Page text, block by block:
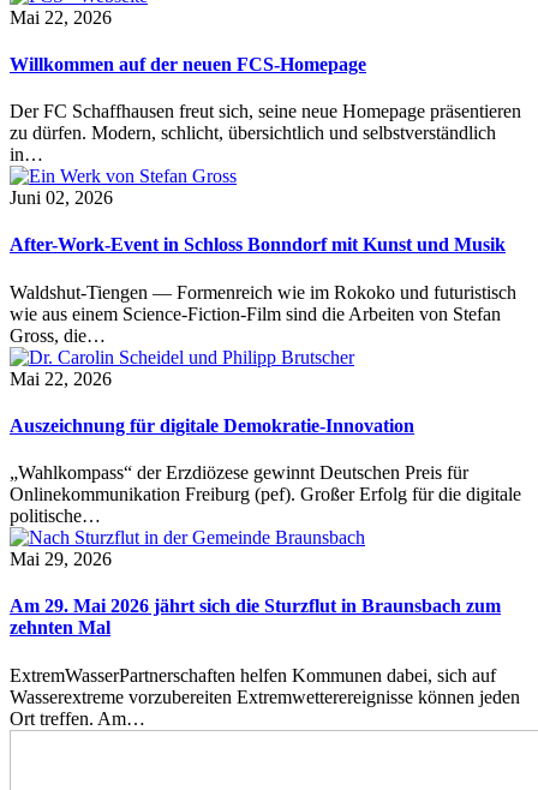
Mai 22, 2026
Willkommen auf der neuen FCS-Homepage
Der FC Schaffhausen freut sich, seine neue Homepage präsentieren
zu dürfen. Modern, schlicht, übersichtlich und selbstverständlich
in…
Juni 02, 2026
After-Work-Event in Schloss Bonndorf mit Kunst und Musik
Waldshut-Tiengen — Formenreich wie im Rokoko und futuristisch
wie aus einem Science-Fiction-Film sind die Arbeiten von Stefan
Gross, die…
Mai 22, 2026
Auszeichnung für digitale Demokratie-Innovation
„Wahlkompass“ der Erzdiözese gewinnt Deutschen Preis für
Onlinekommunikation Freiburg (pef). Großer Erfolg für die digitale
politische…
Mai 29, 2026
Am 29. Mai 2026 jährt sich die Sturzflut in Braunsbach zum
zehnten Mal
ExtremWasserPartnerschaften helfen Kommunen dabei, sich auf
Wasserextreme vorzubereiten Extremwetterereignisse können jeden
Ort treffen. Am…